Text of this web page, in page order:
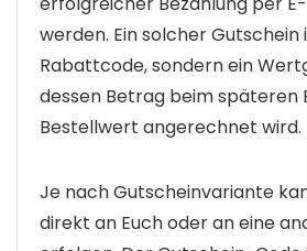
werden. Ein solcher Gutschein
Rabattcode, sondern ein
dessen Betrag beim späteren
Bestellwert angerechnet wird.
Je nach Gutscheinvariante
direkt an Euch oder an eine